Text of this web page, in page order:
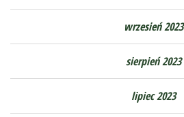
wrzesień 2023
sierpień 2023
lipiec 2023